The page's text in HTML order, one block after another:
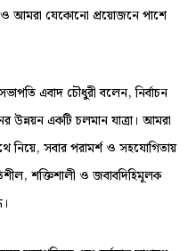
আমরা যেকোনো প্রয়োজনে পাশে
এবাদ চৌধুরী বলেন, নির্বাচন
উন্নয়ন একটি চলমান যাত্রা। আমরা
নিয়ে, সবার পরামর্শ ও সহযোগিতায়
শক্তিশালী ও জবাবদিহিমূলক